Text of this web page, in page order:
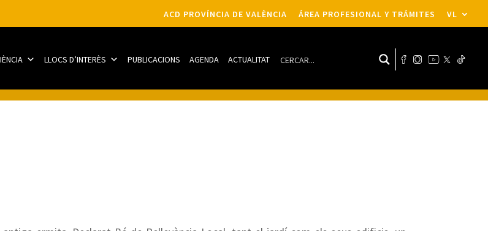
ACD PROVÍNCIA DE VALÈNCIA ÁREA PROFESIONAL Y TRÁMITES VL
LLOCS D’INTERÈS PUBLICACIONS AGENDA ACTUALITAT